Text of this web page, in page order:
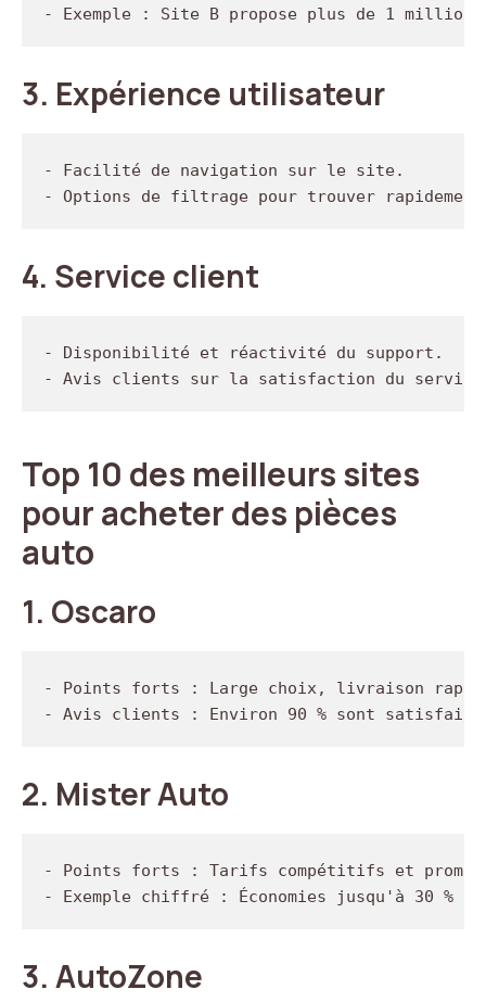
3. Expérience utilisateur
- Facilité de navigation sur le site.
4. Service client
- Disponibilité et réactivité du support.
Top 10 des meilleurs sites
pour acheter des pièces
auto
1. Oscaro
- Points forts : Large choix, livraison
2. Mister Auto
- Points forts : Tarifs compétitifs et
3. AutoZone